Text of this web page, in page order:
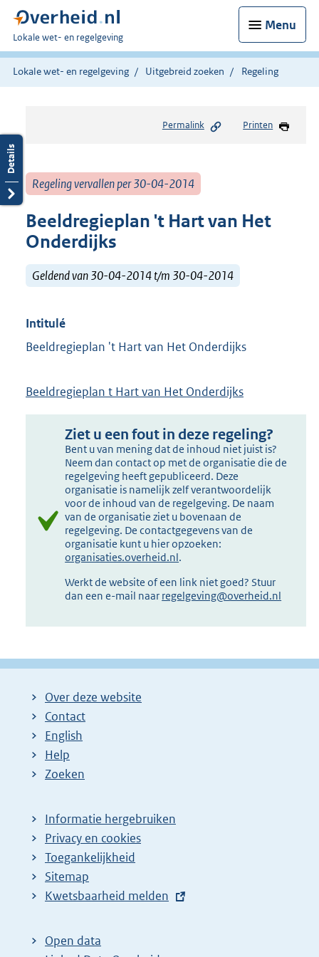
Menu
U
bent
hier:
Lokale wet- en regelgeving
Lokale wet- en regelgeving Uitgebreid zoeken Regeling
Permalink Printen
Regeling vervallen per 30-04-2014
Beeldregieplan 't Hart van Het
Onderdijks
Geldend van 30-04-2014 t/m 30-04-2014
Intitulé
Beeldregieplan 't Hart van Het Onderdijks
Beeldregieplan t Hart van Het Onderdijks
Ziet u een fout in deze regeling?
Bent u van mening dat de inhoud niet juist is?
Neem dan contact op met de organisatie die de
regelgeving heeft gepubliceerd. Deze
organisatie is namelijk zelf verantwoordelijk
voor de inhoud van de regelgeving. De naam
van de organisatie ziet u bovenaan de
regelgeving. De contactgegevens van de
organisatie kunt u hier opzoeken:
organisaties.overheid.nl.
Werkt de website of een link niet goed? Stuur
dan een e-mail naar regelgeving@overheid.nl
Over deze website
Contact
English
Help
Zoeken
Informatie hergebruiken
Privacy en cookies
Toegankelijkheid
Sitemap
E
t
e
Kwetsbaarheid melden
Open data